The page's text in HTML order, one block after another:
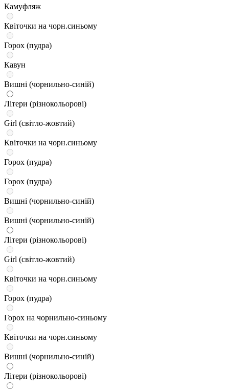
Камуфляж
Квіточки на чорн.синьому
Горох (пудра)
Кавун
Вишні (чорнильно-синій)
Літери (різнокольорові)
Girl (світло-жовтий)
Квіточки на чорн.синьому
Горох (пудра)
Горох (пудра)
Вишні (чорнильно-синій)
Вишні (чорнильно-синій)
Літери (різнокольорові)
Girl (світло-жовтий)
Квіточки на чорн.синьому
Горох (пудра)
Горох на чорнильно-синьому
Квіточки на чорн.синьому
Вишні (чорнильно-синій)
Літери (різнокольорові)